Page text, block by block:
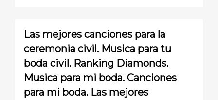
Las mejores canciones para la
ceremonia civil. Musica para tu
boda civil. Ranking Diamonds.
Musica para mi boda. Canciones
para mi boda. Las mejores